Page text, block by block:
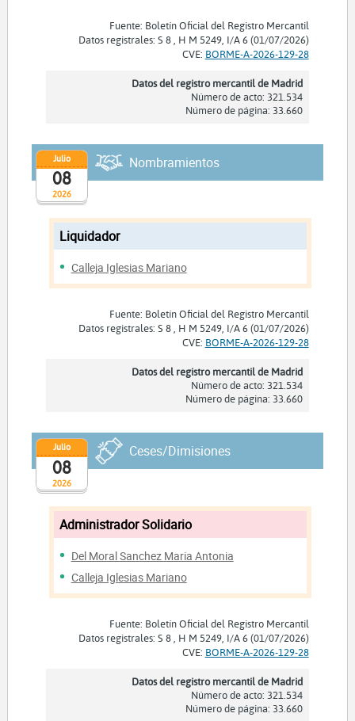
Fuente: Boletín Oficial del Registro Mercantil
Datos registrales: S 8 , H M 5249, I/A 6 (01/07/2026)
CVE: BORME-A-2026-129-28
Datos del registro mercantil de Madrid
Número de acto: 321.534
Número de página: 33.660
2026
Julio
08
Nombramientos
Liquidador
Calleja Iglesias Mariano
Fuente: Boletín Oficial del Registro Mercantil
Datos registrales: S 8 , H M 5249, I/A 6 (01/07/2026)
CVE: BORME-A-2026-129-28
Datos del registro mercantil de Madrid
Número de acto: 321.534
Número de página: 33.660
2026
Julio
08
Ceses/Dimisiones
Administrador Solidario
Del Moral Sanchez Maria Antonia
Calleja Iglesias Mariano
Fuente: Boletín Oficial del Registro Mercantil
Datos registrales: S 8 , H M 5249, I/A 6 (01/07/2026)
CVE: BORME-A-2026-129-28
Datos del registro mercantil de Madrid
Número de acto: 321.534
Número de página: 33.660